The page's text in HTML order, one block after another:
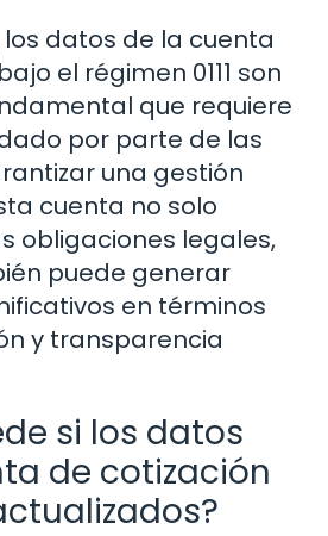
los datos de la cuenta
el régimen 0111 son
que requiere
por parte de las
una gestión
cuenta no solo
obligaciones legales,
puede generar
en términos
y transparencia
si los datos
de cotización